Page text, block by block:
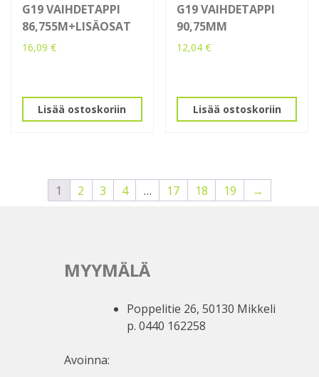
G19 VAIHDETAPPI
86,755M+LISÄOSAT
16,09 €
Lisää ostoskoriin
G19 VAIHDETAPPI
90,75MM
12,04€
Lisää ostoskoriin
1 2 3 4 … 17 18 19 →
MYYMÄLÄ
Poppelitie 26, 50130 Mikkeli
p. 0440 162258
Avoinna: